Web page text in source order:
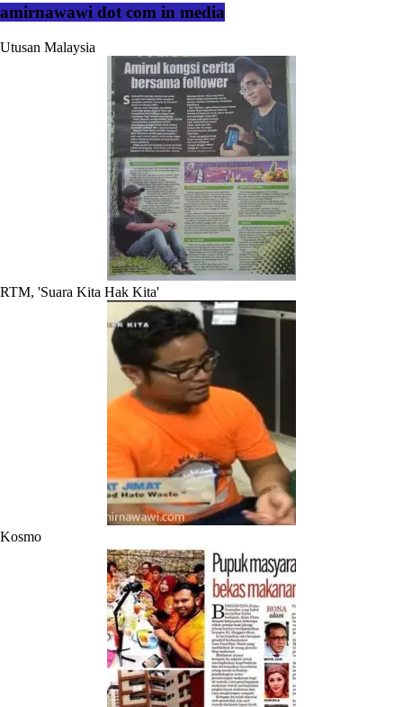
amirnawawi dot com in media
Utusan Malaysia
RTM, 'Suara Kita Hak Kita'
Kosmo